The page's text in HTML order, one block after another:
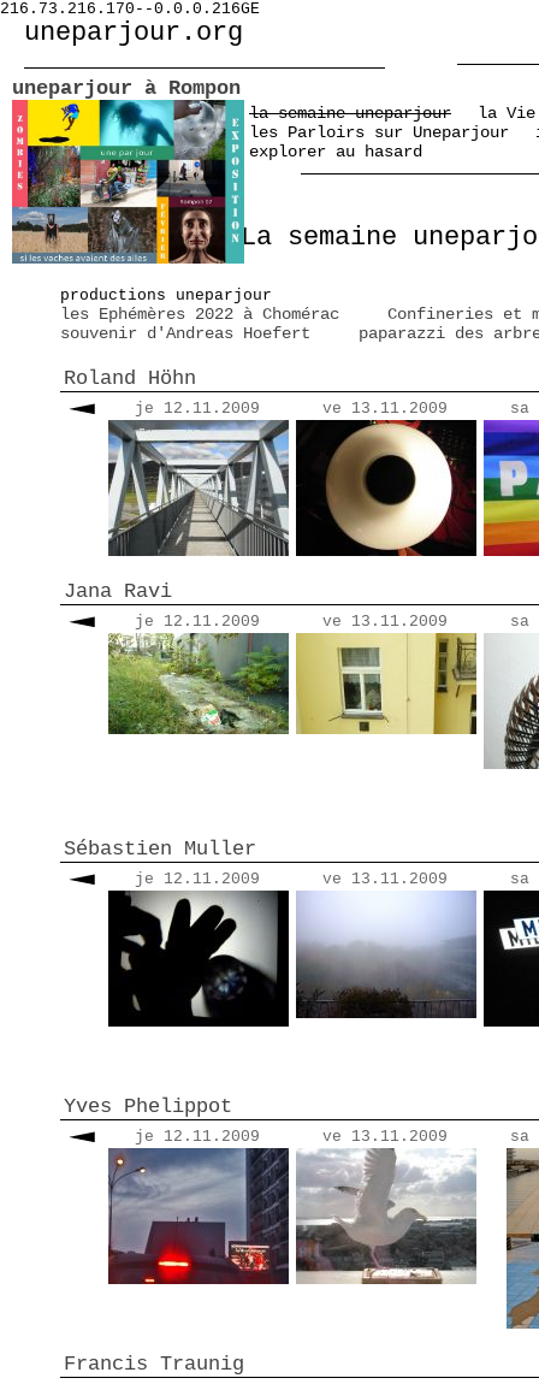
216.73.216.170--0.0.0.216GE
uneparjour.org
uneparjour à Rompon
la semaine uneparjour
la Vie
les Parloirs sur Uneparjour
explorer au hasard
La semaine
productions uneparjour
les Ephémères 2022 à Chomérac
Confineries et
souvenir d'Andreas Hoefert
paparazzi des
Roland Höhn
je 12.11.2009 ve 13.11.2009 sa
Jana Ravi
je 12.11.2009 ve 13.11.2009 sa
Sébastien Muller
je 12.11.2009 ve 13.11.2009 sa
Yves Phelippot
je 12.11.2009 ve 13.11.2009 sa
Francis Traunig